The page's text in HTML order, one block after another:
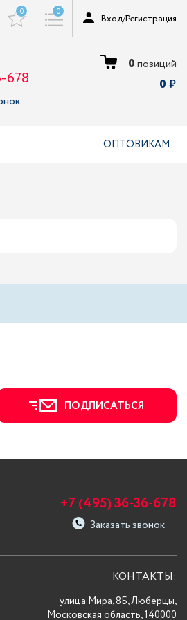
0 0
Вход/Регистрация
678
0позиций
0
ОПТОВИКАМ
ПОДПИСАТЬСЯ
+7 (495) 36-36-678
Заказать звонок
КОНТАКТЫ:
улица Мира, 8Б, Люберцы,
Московская область, 140000